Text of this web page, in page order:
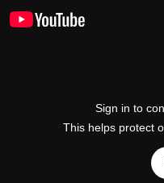
Sign in to
This helps protect